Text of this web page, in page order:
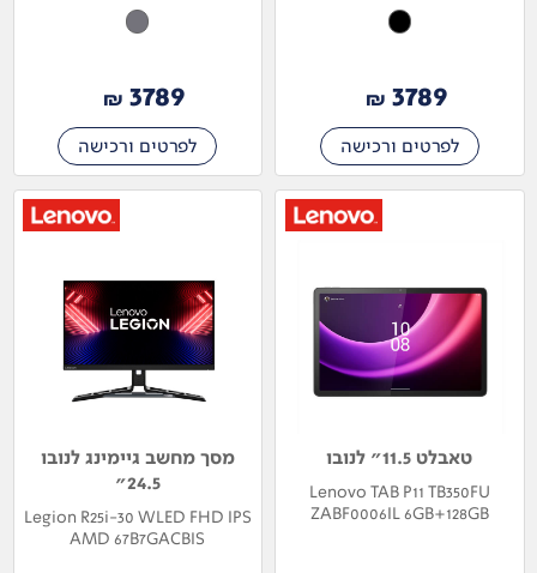
3789
₪
לפרטים ורכישה
3789
₪
לפרטים ורכישה
טאבלט 11.5" לנובו
Lenovo TAB P11 TB350FU
ZABF0006IL 6GB+128GB
מסך מחשב גיימינג לנובו
24.5"
Legion R25i-30 WLED FHD IPS
AMD 67B7GACBIS